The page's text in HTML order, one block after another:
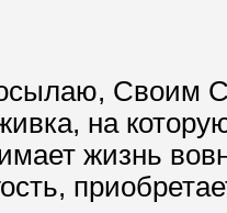
Своим
на
жизнь